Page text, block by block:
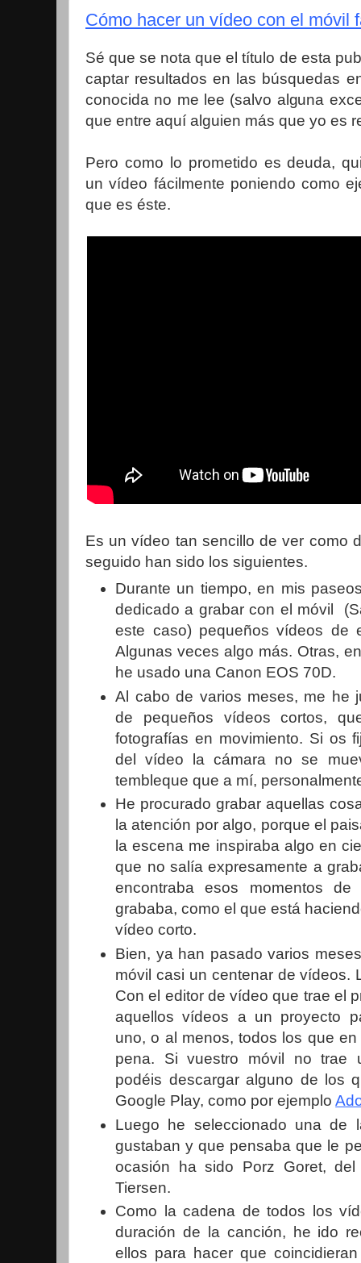
Cómo hacer un vídeo con el móvil
Sé que se nota que el título de esta
captar resultados en las búsquedas
conocida no me lee (salvo alguna
que entre aquí alguien más que yo es
Pero como lo prometido es deuda,
un vídeo fácilmente poniendo como
que es éste.
Es un vídeo tan sencillo de ver como
seguido han sido los siguientes.
Durante un tiempo, en mis
dedicado a grabar con el móvil
este caso) pequeños vídeos de
Algunas veces algo más. Otras,
he usado una Canon EOS 70D.
Al cabo de varios meses, me he
de pequeños vídeos cortos,
fotografías en movimiento. Si os
del vídeo la cámara no se
tembleque que a mí,
He procurado grabar aquellas
la atención por algo, porque el
la escena me inspiraba algo en
que no salía expresamente a
encontraba esos momentos
grababa, como el que está
vídeo corto.
Bien, ya han pasado varios
móvil casi un centenar de vídeos.
Con el editor de vídeo que trae el
aquellos vídeos a un proyecto
uno, o al menos, todos los que
pena. Si vuestro móvil no trae
podéis descargar alguno de los
Google Play, como por ejemplo
Luego he seleccionado una de
gustaban y que pensaba que le
ocasión ha sido Porz Goret,
Tiersen.
Como la cadena de todos los
duración de la canción, he ido
ellos para hacer que